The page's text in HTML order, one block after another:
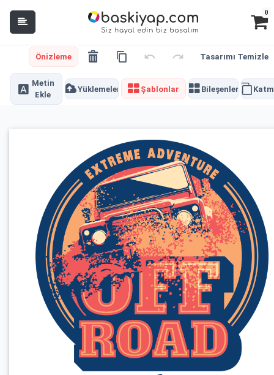
0
Önizleme Tasarımı Temizle
Metin
Ekle
Yüklemeler Şablonlar Bileşenler